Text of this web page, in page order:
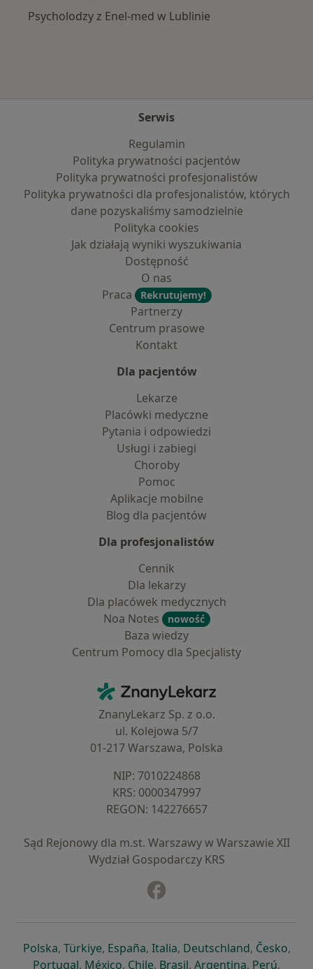
Psycholodzy z Enel-med w Lublinie
Serwis
Regulamin
Polityka prywatności pacjentów
Polityka prywatności profesjonalistów
Polityka prywatności dla profesjonalistów, których
dane pozyskaliśmy samodzielnie
Polityka cookies
Jak działają wyniki wyszukiwania
Dostępność
O nas
Praca
Rekrutujemy!
Partnerzy
Centrum prasowe
Kontakt
Dla pacjentów
Lekarze
Placówki medyczne
Pytania i odpowiedzi
Usługi i zabiegi
Choroby
Pomoc
Aplikacje mobilne
Blog dla pacjentów
Dla profesjonalistów
Cennik
Dla lekarzy
Dla placówek medycznych
Noa Notes
nowość
Baza wiedzy
Centrum Pomocy dla Specjalisty
ZnanyLekarz - Strona główna
ZnanyLekarz Sp. z o.o.
ul. Kolejowa 5/7
01-217 Warszawa, Polska
NIP: ⁠7010224868
KRS: ⁠0000347997
REGON: ⁠142276657
Sąd Rejonowy dla m.st. Warszawy w Warszawie XII
Wydział Gospodarczy KRS
Polskaotwiera się w nowej karcie
, Türkiyeotwiera się w nowej karcie
, Españaotwiera się w nowej karcie
, Italiaotwiera się w nowej
, Deutschlandotwiera się
, Česko,
Portugalotwiera się w nowej karcie
, Méxicootwiera się w nowej karcie
, Chileotwiera się w nowej karcie
, Brasilotwiera się w nowej
, Argentinaotwiera się
, Perú,